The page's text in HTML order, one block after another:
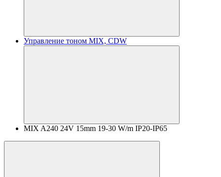
Управление тоном MIX, CDW
MIX A240 24V 15mm 19-30 W/m IP20-IP65